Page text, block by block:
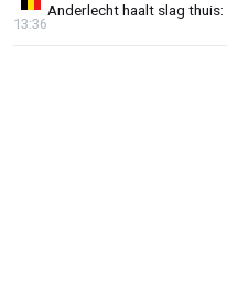
Anderlecht haalt slag
13:36